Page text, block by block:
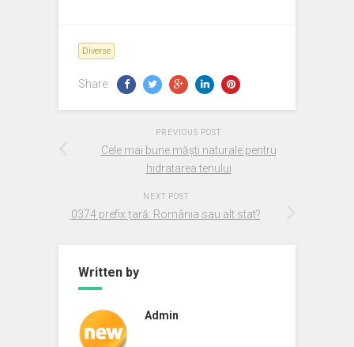
Diverse
Share:
PREVIOUS POST
Cele mai bune măști naturale pentru
hidratarea tenului
NEXT POST
0374 prefix țară: România sau alt stat?
Written by
Admin